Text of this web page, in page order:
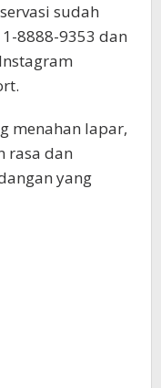
sudah
8888-9353 dan
menahan lapar,
rasa dan
yang